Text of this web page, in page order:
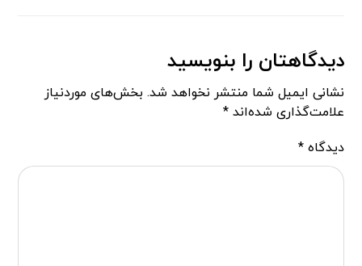
دیدگاهتان را بنویسید
نشانی ایمیل شما منتشر نخواهد شد. بخش‌های موردنیاز
علامت‌گذاری شده‌اند*
دیدگاه*